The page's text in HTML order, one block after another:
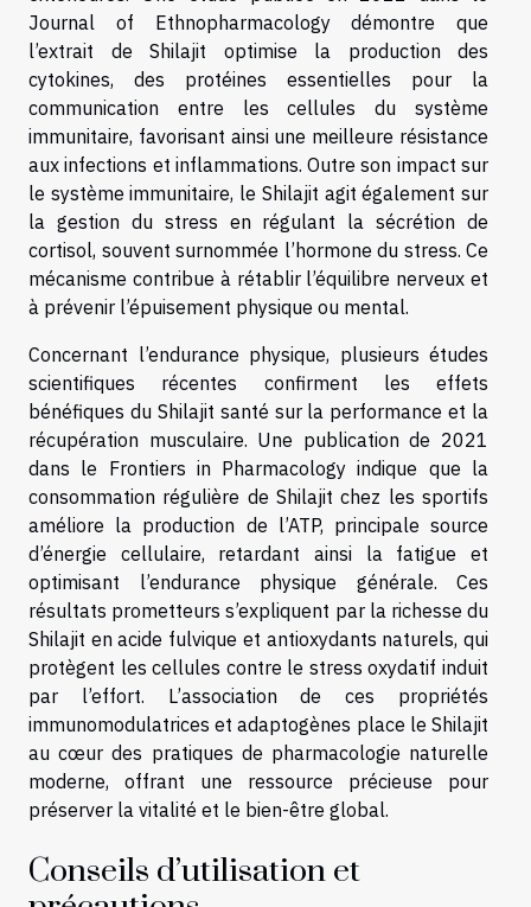
Journal of Ethnopharmacology démontre que
l’extrait de Shilajit optimise la production des
cytokines, des protéines essentielles pour la
communication entre les cellules du système
immunitaire, favorisant ainsi une meilleure résistance
aux infections et inflammations. Outre son impact sur
le système immunitaire, le Shilajit agit également sur
la gestion du stress en régulant la sécrétion de
cortisol, souvent surnommée l’hormone du stress. Ce
mécanisme contribue à rétablir l’équilibre nerveux et
à prévenir l’épuisement physique ou mental.
Concernant l’endurance physique, plusieurs études
scientifiques récentes confirment les effets
bénéfiques du Shilajit santé sur la performance et la
récupération musculaire. Une publication de 2021
dans le Frontiers in Pharmacology indique que la
consommation régulière de Shilajit chez les sportifs
améliore la production de l’ATP, principale source
d’énergie cellulaire, retardant ainsi la fatigue et
optimisant l’endurance physique générale. Ces
résultats prometteurs s’expliquent par la richesse du
Shilajit en acide fulvique et antioxydants naturels, qui
protègent les cellules contre le stress oxydatif induit
par l’effort. L’association de ces propriétés
immunomodulatrices et adaptogènes place le Shilajit
au cœur des pratiques de pharmacologie naturelle
moderne, offrant une ressource précieuse pour
préserver la vitalité et le bien-être global.
Conseils d’utilisation et